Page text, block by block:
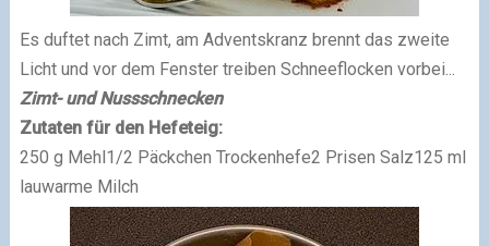
Es duftet nach Zimt, am Adventskranz brennt das zweite
Licht und vor dem Fenster treiben Schneeflocken vorbei...
Zimt- und Nussschnecken
Zutaten für den Hefeteig:
250 g Mehl1/2 Päckchen Trockenhefe2 Prisen Salz125 ml
lauwarme Milch